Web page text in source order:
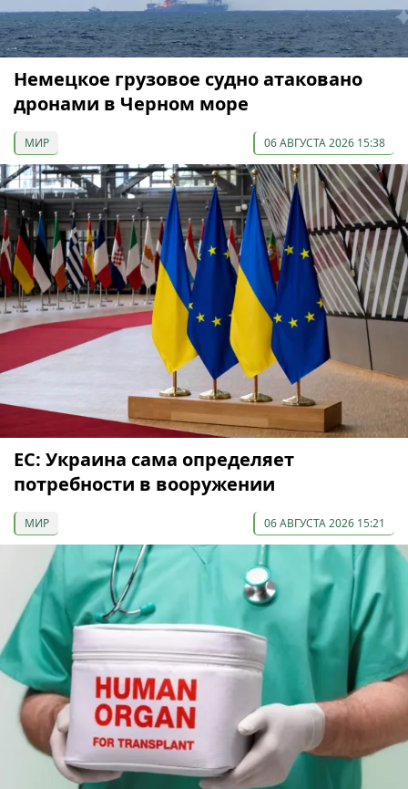
Немецкое грузовое судно атаковано
дронами в Черном море
МИР 06 АВГУСТА 2026 15:38
ЕС: Украина сама определяет
потребности в вооружении
МИР 06 АВГУСТА 2026 15:21